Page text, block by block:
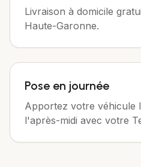
Livraison à domicile
Haute-Garonne.
Pose en journée
Apportez votre véhicule
l'après-midi avec votre